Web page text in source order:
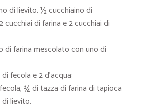
di lievito, ½ cucchiaino di
cucchiai di farina e 2 cucchiai di
di farina mescolato con uno di
fecola e 2 d’acqua;
¾ di tazza di farina di tapioca
lievito.